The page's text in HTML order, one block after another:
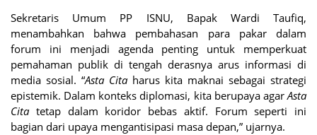
Sekretaris Umum PP ISNU, Bapak Wardi Taufiq,
menambahkan bahwa pembahasan para pakar dalam
forum ini menjadi agenda penting untuk memperkuat
pemahaman publik di tengah derasnya arus informasi di
media sosial. “Asta Citaharus kita maknai sebagai strategi
epistemik. Dalam konteks diplomasi, kita berupaya agarAsta
Citatetap dalam koridor bebas aktif. Forum seperti ini
bagian dari upaya mengantisipasi masa depan,” ujarnya.